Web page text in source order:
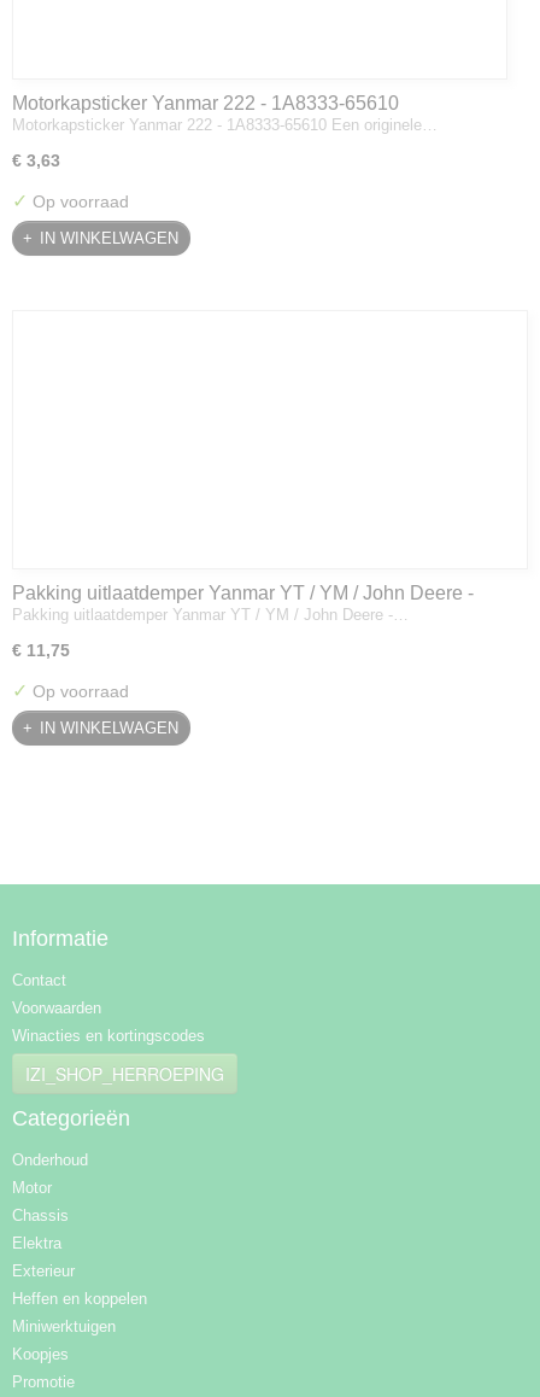
Motorkapsticker Yanmar 222 - 1A8333-65610
Motorkapsticker Yanmar 222 - 1A8333-65610 Een originele…
€ 3,63
✓ Op voorraad
IN WINKELWAGEN
Pakking uitlaatdemper Yanmar YT / YM / John Deere -
128300-13230
Pakking uitlaatdemper Yanmar YT / YM / John Deere -…
€ 11,75
✓ Op voorraad
IN WINKELWAGEN
Informatie
Contact
Voorwaarden
Winacties en kortingscodes
IZI_SHOP_HERROEPING
Categorieën
Onderhoud
Motor
Chassis
Elektra
Exterieur
Heffen en koppelen
Miniwerktuigen
Koopjes
Promotie